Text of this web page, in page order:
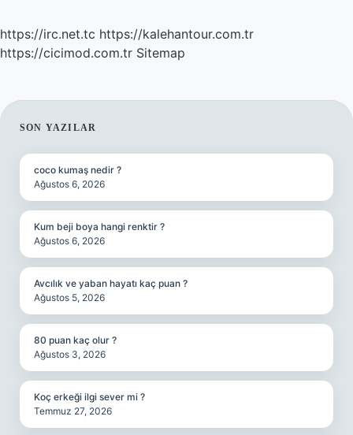
https://irc.net.tc https://kalehantour.com.tr
https://cicimod.com.tr Sitemap
SIDEBAR
SON YAZILAR
coco kumaş nedir ?
Ağustos 6, 2026
Kum beji boya hangi renktir ?
Ağustos 6, 2026
Avcılık ve yaban hayatı kaç puan ?
Ağustos 5, 2026
80 puan kaç olur ?
Ağustos 3, 2026
Koç erkeği ilgi sever mi ?
Temmuz 27, 2026